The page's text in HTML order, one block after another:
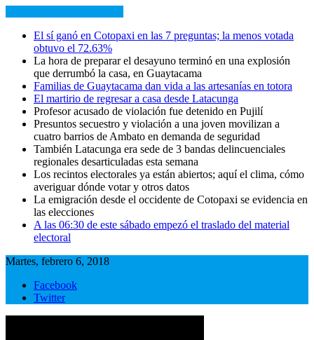
El sí ganó en Cotopaxi en las 7 preguntas; la menos votada
obtuvo el 72.63%
La hora de preparar el desayuno terminó en una explosión
que derrumbó la casa, en Guaytacama
Familias de Guaytacama dan vida a las artesanías en totora
El martirio de regresar a casa desde Latacunga
Profesor acusado de violación fue detenido en Pujilí
Presuntos secuestro y violación a una joven movilizan a
cuatro barrios de Ambato en demanda de seguridad
También Latacunga era sede de 3 bandas delincuenciales
regionales desarticuladas esta semana
Los recintos electorales ya están abiertos; aquí el clima, cómo
averiguar dónde votar y otros datos
La emigración desde el occidente de Cotopaxi se evidencia en
las elecciones
A las 06:30 de este sábado empezó el traslado del material
electoral
Martes, febrero 6, 2018
Facebook
Twitter